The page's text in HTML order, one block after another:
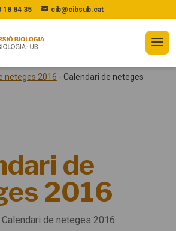
18 84 35 cib@cibsub.cat
neteges 2016 - Calendari de neteges
de
2016
Calendari de neteges 2016